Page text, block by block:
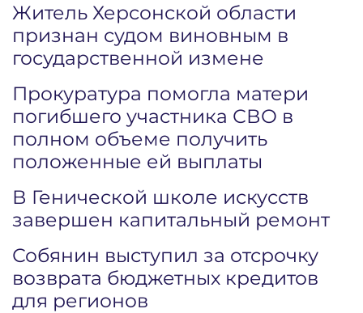
Житель Херсонской области
признан судом виновным в
государственной измене
Прокуратура помогла матери
погибшего участника СВО в
полном объеме получить
положенные ей выплаты
В Генической школе искусств
завершен капитальный ремонт
Собянин выступил за отсрочку
возврата бюджетных кредитов
для регионов